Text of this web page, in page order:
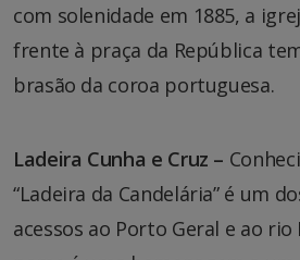
com solenidade em 1885, a
frente à praça da República
brasão da coroa portuguesa.
Ladeira Cunha e Cruz –
“Ladeira da Candelária” é um
acessos ao Porto Geral e ao rio